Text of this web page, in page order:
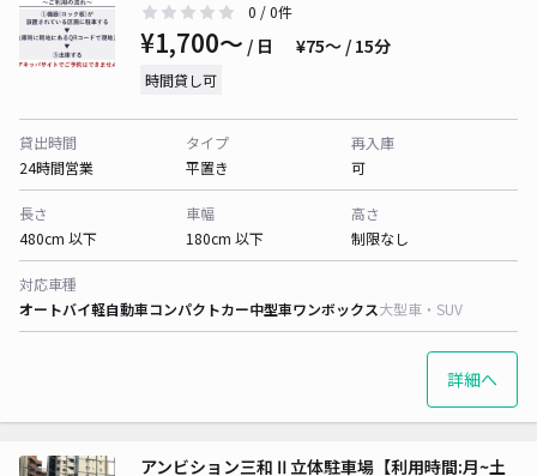
0 / 0件
¥1,700〜 / 日 ¥75〜 / 15分
時間貸し可
貸出時間
24時間営業
タイプ
平置き
再入庫
可
長さ
480cm 以下
車幅
180cm 以下
高さ
制限なし
対応車種
オートバイ軽自動車コンパクトカー中型車ワンボックス大型車・SUV
詳細へ
アンビション三和Ⅱ立体駐車場【利用時間:月~土